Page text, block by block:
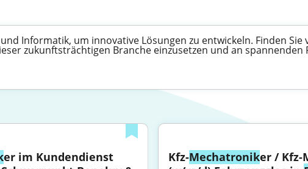
Informatik, um innovative Lösungen zu entwickeln. Finden Sie
zukunftsträchtigen Branche einzusetzen und an spannenden
er im Kundendienst
Kfz-Mechatroniker / Kfz-